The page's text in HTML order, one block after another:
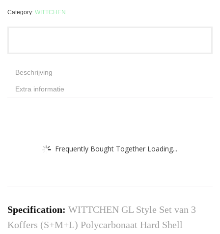
Category: WITTCHEN
Beschrijving
Extra informatie
Frequently Bought Together Loading...
Specification: WITTCHEN GL Style Set van 3
Koffers (S+M+L) Polycarbonaat Hard Shell